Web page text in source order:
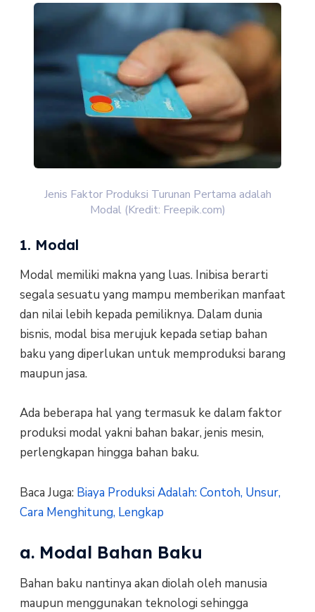
Jenis Faktor Produksi Turunan Pertama adalah
Modal (Kredit: Freepik.com)
1. Modal
Modal memiliki makna yang luas. Inibisa berarti
segala sesuatu yang mampu memberikan manfaat
dan nilai lebih kepada pemiliknya. Dalam dunia
bisnis, modal bisa merujuk kepada setiap bahan
baku yang diperlukan untuk memproduksi barang
maupun jasa.
Ada beberapa hal yang termasuk ke dalam faktor
produksi modal yakni bahan bakar, jenis mesin,
perlengkapan hingga bahan baku.
Baca Juga: Biaya Produksi Adalah: Contoh, Unsur,
Cara Menghitung, Lengkap
a. Modal Bahan Baku
Bahan baku nantinya akan diolah oleh manusia
maupun menggunakan teknologi sehingga